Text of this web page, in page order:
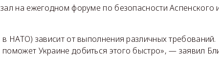
на ежегодном форуме по безопасности Аспенского
в НАТО) зависит от выполнения различных
Украине добиться этого быстро», — заявил